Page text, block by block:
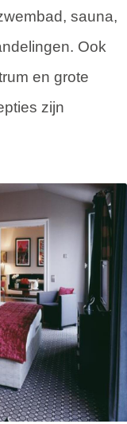
sauna,
Ook
en grote
zijn